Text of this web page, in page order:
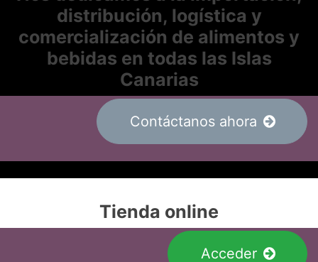
distribución, logística y
comercialización de alimentos y
bebidas en todas las Islas
Canarias
Contáctanos ahora
Tienda online
Acceder